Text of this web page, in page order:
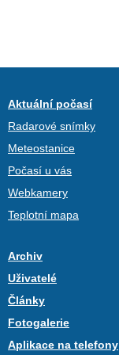
Aktuální počasí
Radarové snímky
Meteostanice
Počasí u vás
Webkamery
Teplotní mapa
Archiv
Uživatelé
Články
Fotogalerie
Aplikace na telefony